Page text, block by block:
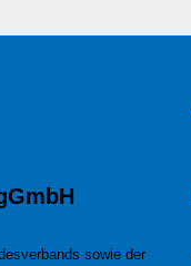
sowie der